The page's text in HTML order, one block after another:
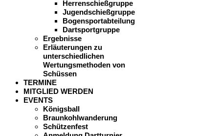
Herrenschießgruppe
Jugendschießgruppe
Bogensportabteilung
Dartsportgruppe
Ergebnisse
Erläuterungen zu
unterschiedlichen
Wertungsmethoden von
Schüssen
TERMINE
MITGLIED WERDEN
EVENTS
Königsball
Braunkohlwanderung
Schützenfest